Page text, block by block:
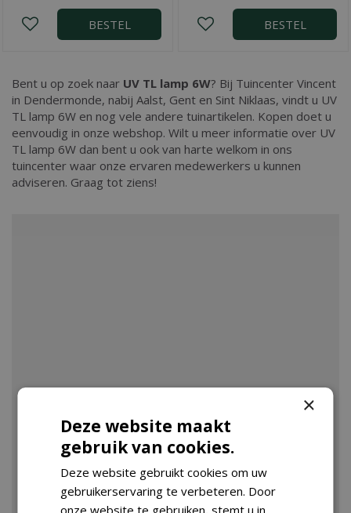
BESTEL BESTEL
Bent u op zoek naar UV TL lamp 6W? Bij Tuincenter Vincent
in Dendermonde, nabij Aalst, Gent en Sint Niklaas, vindt u UV
TL lamp 6W en nog vele andere tuinartikelen. Kopen doet u
eenvoudig in onze webshop. Wilt u meer informatie over UV
TL lamp 6W dan bent u ook van harte welkom in ons
tuincenter waar onze ervaren medewerkers u kunnen
adviseren. Graag tot ziens!
×
Deze website maakt
gebruik van cookies.
Deze website gebruikt cookies om uw
gebruikerservaring te verbeteren. Door
onze website te gebruiken, stemt u in